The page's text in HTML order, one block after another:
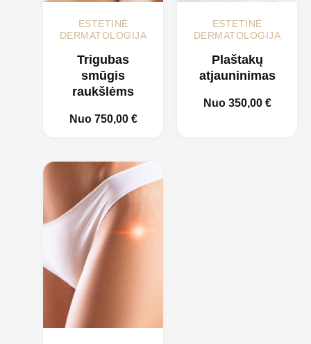
ESTETINĖ
DERMATOLOGIJA
Trigubas
smūgis
raukšlėms
Nuo 750,00 €
ESTETINĖ
DERMATOLOGIJA
Plaštakų
atjauninimas
Nuo 350,00 €